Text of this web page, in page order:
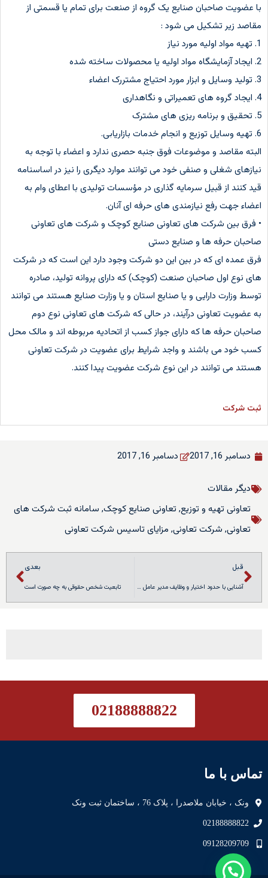
با عضویت صاحبان صنایع یک گروه از صنعت برای تمام یا قسمتی از
مقاصد زیر تشکیل می شود :
1. تهیه مواد اولیه مورد نیاز
2. ایجاد آزمایشگاه مواد اولیه یا محصولات ساخته شده
3. تولید وسایل و ابزار مورد احتیاج مشتررک اعضاء
4. ایجاد گروه های تعمیراتی و نگاهداری
5. تحقیق و برنامه ریزی های مشترک
6. تهیه وسایل توزیع و انجام خدمات بازاریابی.
البته مقاصد و موضوعات فوق جنبه حصری ندارد و اعضاء با توجه به
نیازهای شغلی و صنفی خود می توانند موارد دیگری را نیز در اساسنامه
قید کنند از قبیل سرمایه گذاری در مؤسسات تولیدی با اعطای وام به
اعضاء جهت رفع نیازمندی های حرفه ای آنان.
• فرق بین شرکت های تعاونی صنایع کوچک و شرکت های تعاونی
صاحبان حرفه ها و صنایع دستی
فرق عمده ای که در بین این دو شرکت وجود دارد این است که در شرکت
های نوع اول صاحبان صنعت (کوچک) که دارای پروانه تولید، صادره
توسط وزارت دارایی و یا صنایع استان و یا وزارت صنایع هستند می توانند
به عضویت تعاونی درآیند، در حالی که شرکت های تعاونی نوع دوم
صاحبان حرفه ها که دارای جواز کسب از اتحادیه مربوطه اند و مالک محل
کسب خود می باشند و واجد شرایط برای عضویت در شرکت تعاونی
هستند می توانند در این نوع شرکت عضویت پیدا کنند.
ثبت شرکت
دسامبر 16, 2017 دسامبر 16, 2017
دیگر مقالات
تعاونی تهیه و توزیع, تعاونی صنایع کوچک, سامانه ثبت شرکت های
تعاونی, شرکت تعاونی, مزایای تاسیس شرکت تعاونی
قبل
آشنایی با حدود اختیار و وظایف مدیر عامل شرکت سهامی
بعدی
تابعیت شخص حقوقی به چه صورت است
02188888822
تماس با ما
ونک ، خیابان ملاصدرا ، پلاک 76 ، ساختمان ثبت ونک
02188888822
09128209709